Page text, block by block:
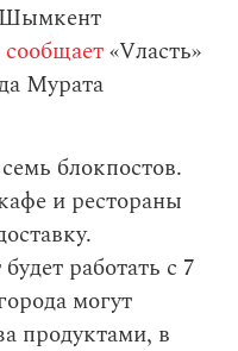
Шымкент
сообщает«Vласть»
Мурата
блокпостов.
и рестораны
работать с 7
могут
продуктами, в